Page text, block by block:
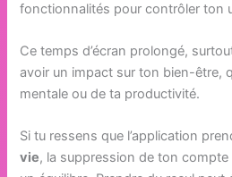
fonctionnalités pour contrôler ton
Ce temps d’écran prolongé,
avoir un impact sur ton bien-être,
mentale ou de ta productivité.
Si tu ressens que l’application
vie, la suppression de ton compte